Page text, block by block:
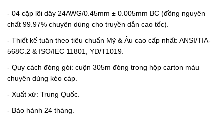
- 04 cặp lõi dây 24AWG/0.45mm ± 0.005mm BC (đồng nguyên
chất 99.97% chuyên dùng cho truyền dẫn cao tốc).
- Thiết kế tuân theo tiêu chuẩn Mỹ & Âu cao cấp nhất: ANSI/TIA-
568C.2 & ISO/IEC 11801, YD/T1019.
- Quy cách đóng gói: cuộn 305m đóng trong hộp carton màu
chuyên dùng kéo cáp.
- Xuất xứ: Trung Quốc.
- Bảo hành 24 tháng.